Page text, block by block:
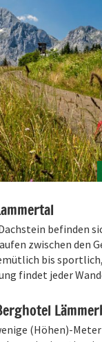
befinden
zwischen den
bis
findet jeder
(Höhen)-